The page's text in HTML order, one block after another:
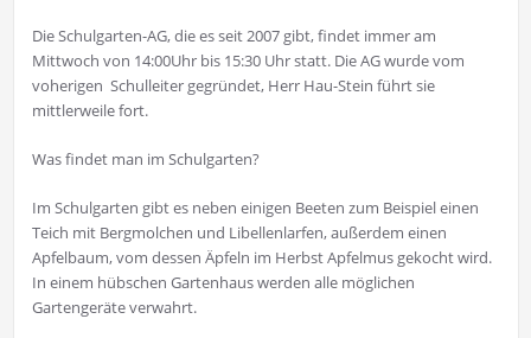
Die Schulgarten-AG, die es seit 2007 gibt, findet immer am
Mittwoch von 14:00Uhr bis 15:30 Uhr statt. Die AG wurde vom
voherigen Schulleiter gegründet, Herr Hau-Stein führt sie
mittlerweile fort.
Was findet man im Schulgarten?
Im Schulgarten gibt es neben einigen Beeten zum Beispiel einen
Teich mit Bergmolchen und Libellenlarfen, außerdem einen
Apfelbaum, vom dessen Äpfeln im Herbst Apfelmus gekocht wird.
In einem hübschen Gartenhaus werden alle möglichen
Gartengeräte verwahrt.